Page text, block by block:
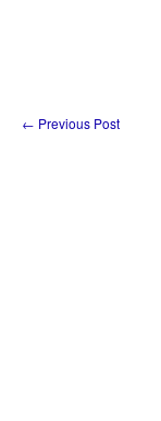
← Previous Post